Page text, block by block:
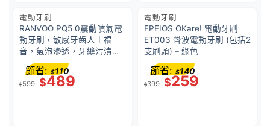
電動牙刷
RANVOO PQ5 0震動噴氣電
動牙刷，敏感牙齒人士福
音，氣泡滲透，牙縫污漬無
處藏，3種清潔模式
$599 $489
節省: $110
電動牙刷
EPEIOS OKare! 電動牙刷
ET003 聲波電動牙刷 (包括2
支刷頭) – 綠色
$399 $259
節省: $140